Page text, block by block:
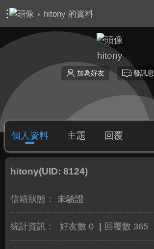
› hitony 的資料
hitony
加為好友 發訊息
個人資料 主題 回覆
hitony(UID: 8124)
信箱狀態： 未驗證
統計資訊： 好友數 0 回覆數 365